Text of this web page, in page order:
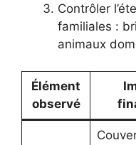
Contrôler
familiales :
animaux
Élément
observé